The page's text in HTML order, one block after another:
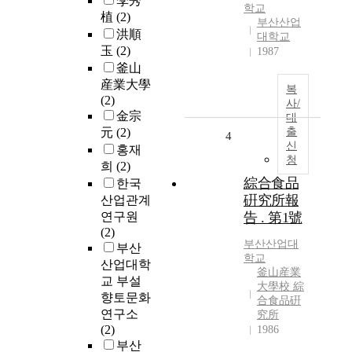
植 (2)
洪順
玉 (2)
釜山
産業大學
(2)
金宗
元 (2)
홍재
희 (2)
한국
산업관계
연구원
(2)
부산
산업대학
교 부설
향토문화
연구소
(2)
부산
학교
부산산업
대학교
1987
복
사/
대
출
신
청
4
綜合食品
硏究所報
告 . 第1號
부산산업대
학교
釜山産業
大學校 綜
合食品硏
究所
1986